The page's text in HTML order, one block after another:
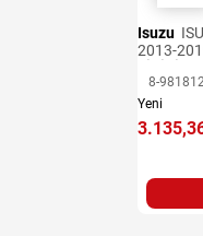
Isuzu
2013-
8-
Yeni